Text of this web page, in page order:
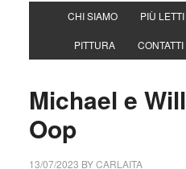
CHI SIAMO PIÙ LETTI
PITTURA CONTATTI
Michael e
Oop
13/07/2023 BYCARLAITA